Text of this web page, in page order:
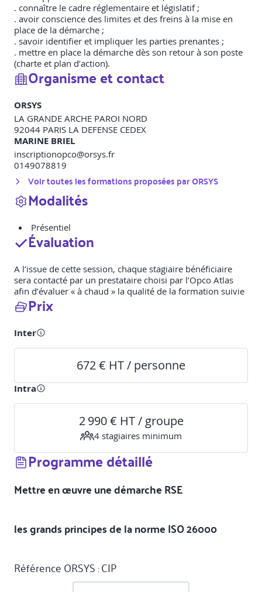
. connaître le cadre réglementaire et législatif ;
. avoir conscience des limites et des freins à la mise en
place de la démarche ;
. savoir identifier et impliquer les parties prenantes ;
. mettre en place la démarche dès son retour à son poste
(charte et plan d’action).
Organisme et contact
ORSYS
LA GRANDE ARCHE PAROI NORD
92044 PARIS LA DEFENSE CEDEX
MARINE BRIEL
inscriptionopco@orsys.fr
0149078819
Voir toutes les formations proposées parORSYS
Modalités
Présentiel
Évaluation
A l’issue de cette session, chaque stagiaire bénéficiaire
sera contacté par un prestataire choisi par l’Opco Atlas
afin d’évaluer « à chaud » la qualité de la formation suivie
Prix
Inter
672 € HT / personne
Intra
2 990 € HT / groupe
4 stagiaires minimum
Programme détaillé
Mettre en œuvre une démarche RSE
les grands principes de la norme ISO 26000
Référence ORSYS : CIP